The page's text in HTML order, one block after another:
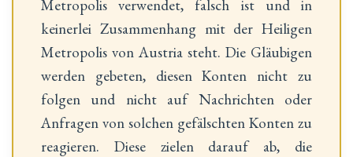
Metropolis verwendet, falsch ist und in
keinerlei Zusammenhang mit der Heiligen
Metropolis von Austria steht. Die Gläubigen
werden gebeten, diesen Konten nicht zu
folgen und nicht auf Nachrichten oder
Anfragen von solchen gefälschten Konten zu
reagieren. Diese zielen darauf ab, die